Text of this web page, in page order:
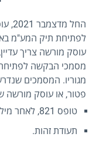
החל
לפתיחת תיק המע"מ
מסמכי הבקשה
מגוריו. המסמכים
פטור, או עוסק מורשה
טופס 821, לאחר מילוי כל הפרטים וחתימתו.
תעודת זהות.